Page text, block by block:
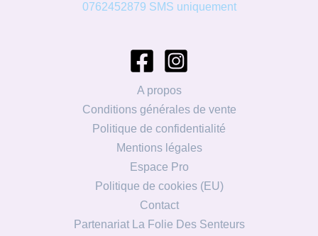
0762452879 SMS uniquement
A propos
Conditions générales de vente
Politique de confidentialité
Mentions légales
Espace Pro
Politique de cookies (EU)
Contact
Partenariat La Folie Des Senteurs